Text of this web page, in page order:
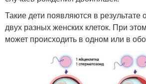
Такие дети появляются в результате
двух разных женских клеток. При
может происходить в одном или в